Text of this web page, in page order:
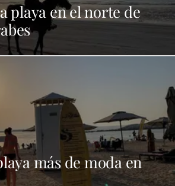
playa en el norte de
más de moda en